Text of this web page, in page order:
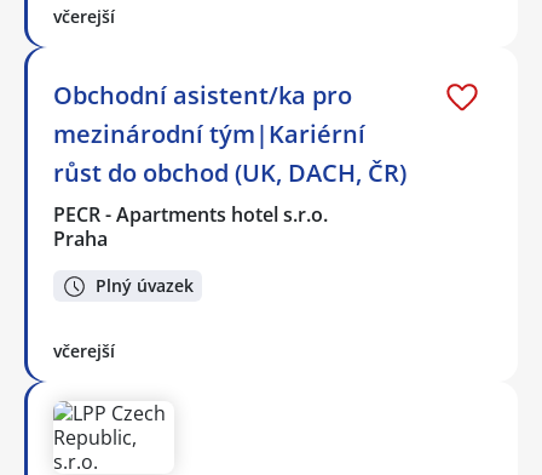
včerejší
Obchodní asistent/ka pro
mezinárodní tým|Kariérní
růst do obchod (UK, DACH, ČR)
PECR - Apartments hotel s.r.o.
Praha
Plný úvazek
včerejší